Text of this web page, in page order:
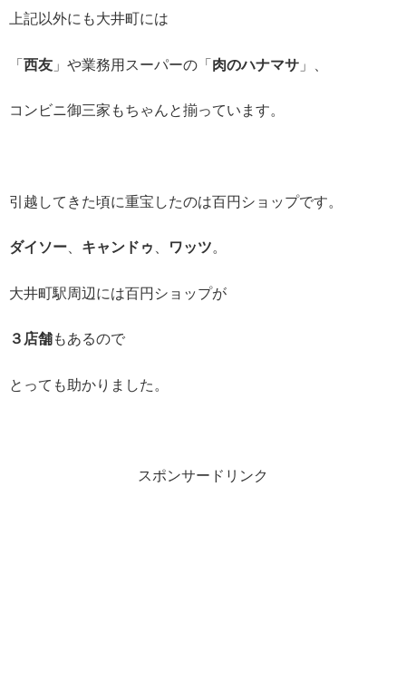
上記以外にも大井町には
「 西友 」や業務用スーパーの「 肉のハナマサ 」、
コンビニ御三家もちゃんと揃っています。
引越してきた頃に重宝したのは百円ショップです。
ダイソー、 キャンドゥ 、 ワッツ。
大井町駅周辺には百円ショップが
３店舗もあるので
とっても助かりました。
スポンサードリンク